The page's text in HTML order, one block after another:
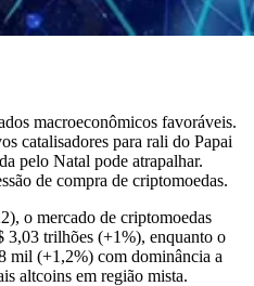
macroeconômicos favoráveis.
catalisadores para rali do Papai
pelo Natal pode atrapalhar.
de compra de criptomoedas.
o mercado de criptomoedas
3,03 trilhões (+1%), enquanto o
mil (+1,2%) com dominância a
altcoins em região mista.